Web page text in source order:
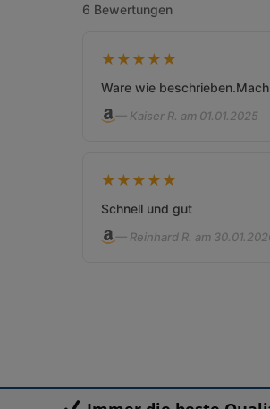
6 Bewertungen
★ ★ ★ ★ ★
Ware wie
— Kaiser R. am 01.01.2025
★ ★ ★ ★ ★
Schnell und gut
— Reinhard R. am